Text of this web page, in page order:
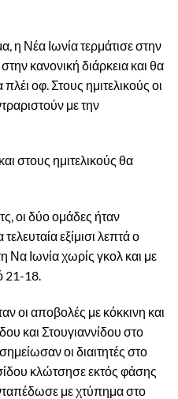
η Νέα Ιωνία τερμάτισε στην
κανονική διάρκεια και θα
οφ. Στους ημιτελικούς οι
με την
στους ημιτελικούς θα
οι δύο ομάδες ήταν
εξίμισι λεπτά ο
Να Ιωνία χωρίς γκολ και με
21-18.
οι αποβολές με κόκκινη και
και Στουγιαννίδου στο
οι διαιτητές στο
κλώτσησε εκτός φάσης
με χτύπημα στο